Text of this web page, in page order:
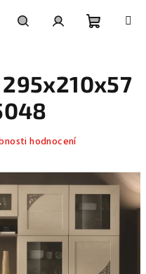
košík
hodnocení